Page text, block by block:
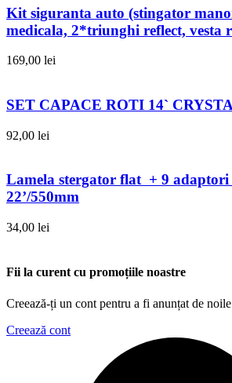
Kit siguranta auto (stingator
medicala, 2*triunghi reflect, vesta
169,00 lei
SET CAPACE ROTI 14`
92,00 lei
Lamela stergator flat + 9
22’/550mm
34,00 lei
Fii la curent cu promoțiile noastre
Creează-ți un cont pentru a fi anunțat de
Creează cont